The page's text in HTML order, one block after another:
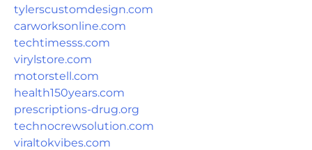
tylerscustomdesign.com
carworksonline.com
techtimesss.com
virylstore.com
motorstell.com
health150years.com
prescriptions-drug.org
technocrewsolution.com
viraltokvibes.com